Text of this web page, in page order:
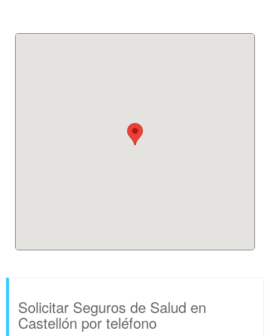
Solicitar Seguros de Salud en
Castellón por teléfono